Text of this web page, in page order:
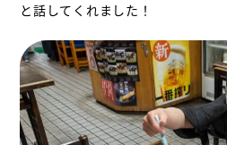
と話してくれました！